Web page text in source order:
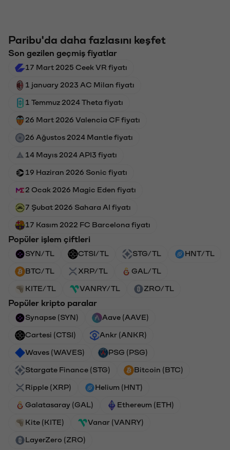
Paribu'da daha fazlasını keşfet
Son gezilen geçmiş fiyatlar
17 Mart 2025 Ceek VR fiyatı
1 january 2023 AC Milan fiyatı
1 Temmuz 2024 Theta fiyatı
26 Mart 2026 Valencia CF fiyatı
26 Ağustos 2024 Mantle fiyatı
14 Mayıs 2024 API3 fiyatı
19 Haziran 2026 Sonic fiyatı
2 Ocak 2026 Magic Eden fiyatı
7 Şubat 2026 Sahara AI fiyatı
17 Kasım 2022 FC Barcelona fiyatı
Popüler işlem çiftleri
SYN/TL CTSI/TL STG/TL HNT/TL
BTC/TL XRP/TL GAL/TL
KITE/TL VANRY/TL ZRO/TL
Popüler kripto paralar
Synapse (SYN) Aave (AAVE)
Cartesi (CTSI) Ankr (ANKR)
Waves (WAVES) PSG (PSG)
Stargate Finance (STG) Bitcoin (BTC)
Ripple (XRP) Helium (HNT)
Galatasaray (GAL) Ethereum (ETH)
Kite (KITE) Vanar (VANRY)
LayerZero (ZRO)